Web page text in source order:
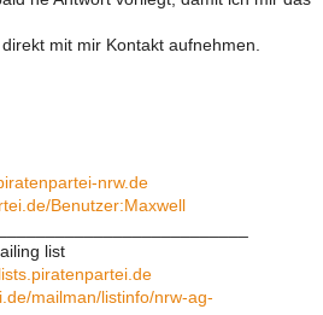
mit mir Kontakt aufnehmen.
nrw.de
Benutzer:Maxwell
list
mailman/listinfo/nrw-ag-